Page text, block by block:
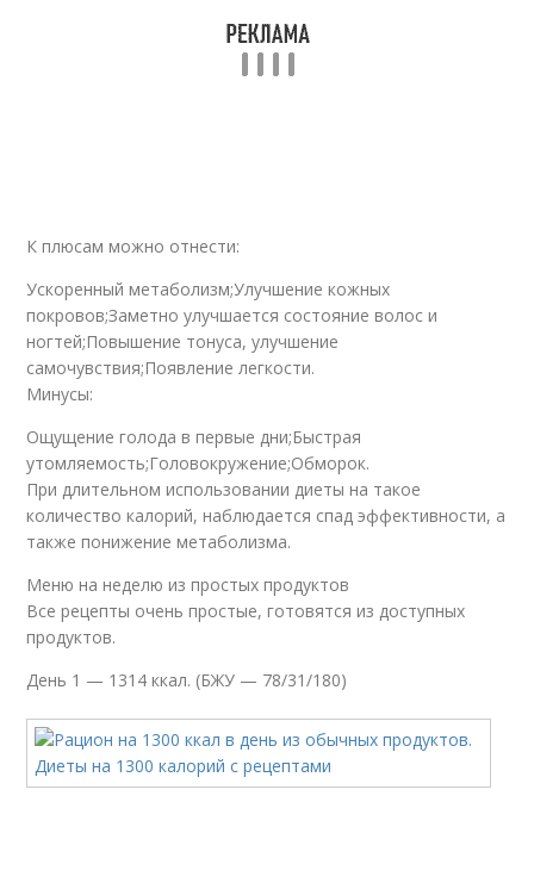
К плюсам можно отнести:
Ускоренный метаболизм;Улучшение кожных
покровов;Заметно улучшается состояние волос и
ногтей;Повышение тонуса, улучшение
самочувствия;Появление легкости.
Минусы:
Ощущение голода в первые дни;Быстрая
утомляемость;Головокружение;Обморок.
При длительном использовании диеты на такое
количество калорий, наблюдается спад эффективности, а
также понижение метаболизма.
Меню на неделю из простых продуктов
Все рецепты очень простые, готовятся из доступных
продуктов.
День 1 — 1314 ккал. (БЖУ — 78/31/180)